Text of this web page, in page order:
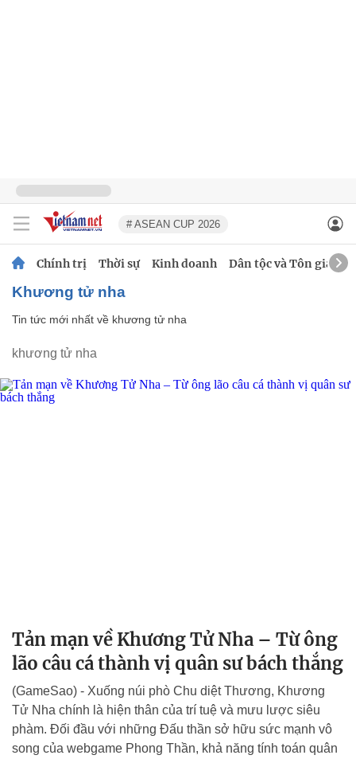
# ASEAN CUP 2026
Chính trị Thời sự Kinh doanh Dân tộc và Tôn giáo
khương tử nha
Tin tức mới nhất về khương tử nha
khương tử nha
Tản mạn về Khương Tử Nha – Từ ông
lão câu cá thành vị quân sư bách thắng
(GameSao) - Xuống núi phò Chu diệt Thương, Khương
Tử Nha chính là hiện thân của trí tuệ và mưu lược siêu
phàm. Đối đầu với những Đấu thần sở hữu sức mạnh vô
song của webgame Phong Thần, khả năng tính toán quân